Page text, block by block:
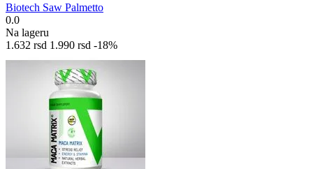
Biotech Saw Palmetto
0.0
Na lageru
1.632 rsd 1.990 rsd -18%